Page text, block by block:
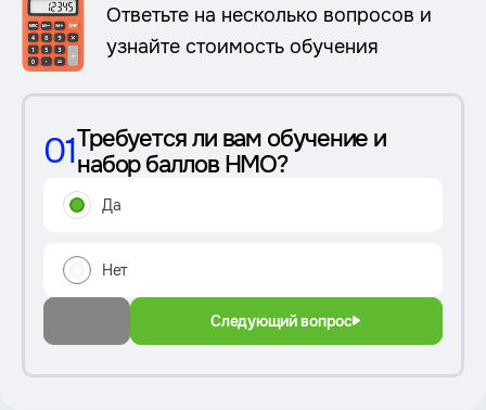
Ответьте на несколько вопросов и
узнайте стоимость обучения
01Требуется ли вам обучение и
набор баллов НМО?
Да
Нет
Следующий вопрос